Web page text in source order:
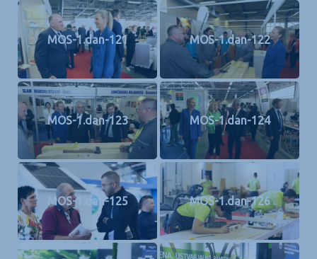
MOS-1.dan-121 MOS-1.dan-122
MOS-1.dan-123 MOS-1.dan-124
MOS-1.dan-125 MOS-1.dan-126